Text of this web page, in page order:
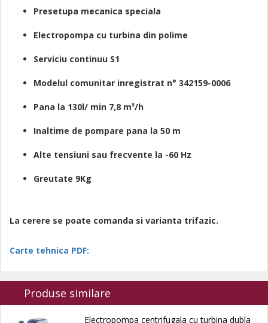
Presetupa mecanica speciala
Electropompa cu turbina din polime
Serviciu continuu S1
Modelul comunitar inregistrat n° 342159-0006
Pana la 130l/ min 7,8 m³/h
Inaltime de pompare pana la 50 m
Alte tensiuni sau frecvente la -60 Hz
Greutate 9Kg
La cerere se poate comanda si varianta trifazic.
Carte tehnica PDF:
Produse similare
Electropompa centrifugala cu turbina dubla